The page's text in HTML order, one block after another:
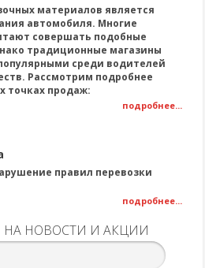
материалов является
автомобиля. Многие
совершать подобные
традиционные магазины
среди водителей
Рассмотрим подробнее
точках продаж:
подробнее...
правил перевозки
подробнее...
НА НОВОСТИ И АКЦИИ